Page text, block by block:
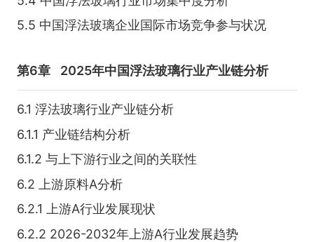
5.5 中国浮法玻璃企业国际市场竞争参与状况
第6章 2025年中国浮法玻璃行业产业链分析
6.1 浮法玻璃行业产业链分析
6.1.1 产业链结构分析
6.1.2 与上下游行业之间的关联性
6.2 上游原料A分析
6.2.1 上游A行业发展现状
6.2.2 2026-2032年上游A行业发展趋势